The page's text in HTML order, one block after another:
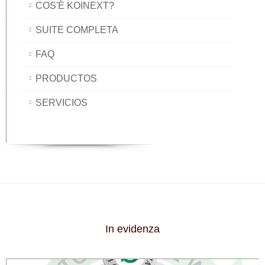
COS'È KOINEXT?
SUITE COMPLETA
FAQ
PRODUCTOS
SERVICIOS
In evidenza